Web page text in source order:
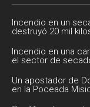
Incendio en un
destruyó 20 mil
Incendio en una
el sector de
Un apostador de
en la Poceada